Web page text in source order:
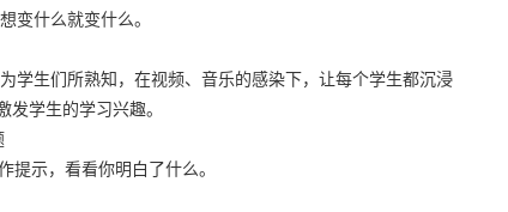
变什么就变什么。
学生们所熟知，在视频、音乐的感染下，让每个学生都沉浸
发学生的学习兴趣。
提示，看看你明白了什么。